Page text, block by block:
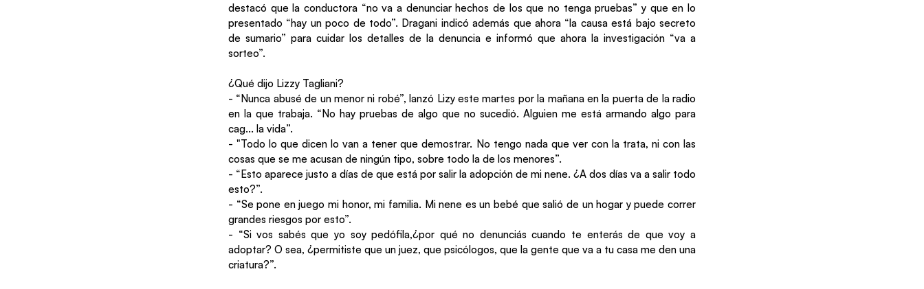
destacó que la conductora “no va a denunciar hechos de los que no tenga pruebas” y que en lo
presentado “hay un poco de todo”. Dragani indicó además que ahora “la causa está bajo secreto
de sumario” para cuidar los detalles de la denuncia e informó que ahora la investigación “va a
sorteo”.
¿Qué dijo Lizzy Tagliani?
- “Nunca abusé de un menor ni robé”, lanzó Lizy este martes por la mañana en la puerta de la radio
en la que trabaja. “No hay pruebas de algo que no sucedió. Alguien me está armando algo para
cag... la vida”.
- "Todo lo que dicen lo van a tener que demostrar. No tengo nada que ver con la trata, ni con las
cosas que se me acusan de ningún tipo, sobre todo la de los menores”.
- “Esto aparece justo a días de que está por salir la adopción de mi nene. ¿A dos días va a salir todo
esto?”.
- “Se pone en juego mi honor, mi familia. Mi nene es un bebé que salió de un hogar y puede correr
grandes riesgos por esto”.
- “Si vos sabés que yo soy pedófila,¿por qué no denunciás cuando te enterás de que voy a
adoptar? O sea, ¿permitiste que un juez, que psicólogos, que la gente que va a tu casa me den una
criatura?”.